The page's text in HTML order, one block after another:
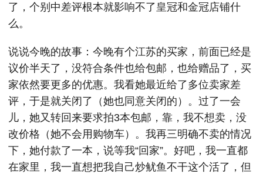
了，个别中差评根本就影响不了皇冠和金冠店铺什
么。
说说今晚的故事：今晚有个江苏的买家，前面已经是
议价半天了，没符合条件也给包邮，也给赠品了，买
家依然要更多的优惠。我看她最近给了多位卖家差
评，于是就关闭了（她也同意关闭的）。过了一会
儿，她又转回来要求拍3本包邮，靠，我不想卖，没
改价格（她不会用购物车）。我再三明确不卖的情况
下，她付款了一本，说等我“回家”。好吧，我一直都
在家里，我一直想把我自己炒鱿鱼不干这个活了，但